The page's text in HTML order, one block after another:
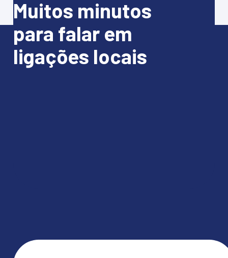
Muitos minutos
para falar em
ligações locais